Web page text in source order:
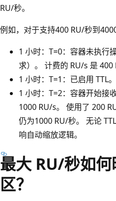
RU/秒。
例如，对于支持400 RU/秒到
1 小时：T=0：容器未执行
求）。 计费的 RU/s 是 400
1 小时：T=1：已启用 TTL。
1 小时：T=2：容器开始接
1000 RU/s。 使用了 200
仍为1000 RU/秒。 无论
响自动缩放逻辑。
最大 RU/秒如
区？